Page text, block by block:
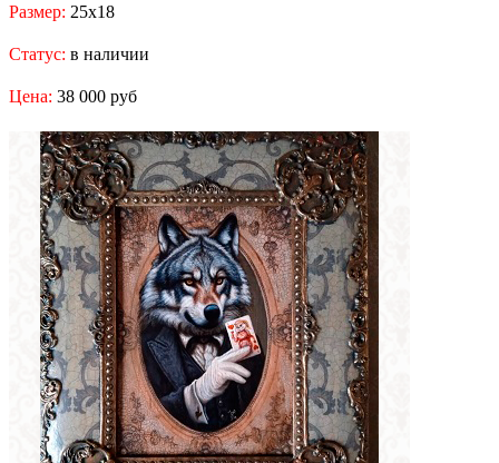
Размер: 25x18
Статус: в наличии
Цена: 38 000 руб